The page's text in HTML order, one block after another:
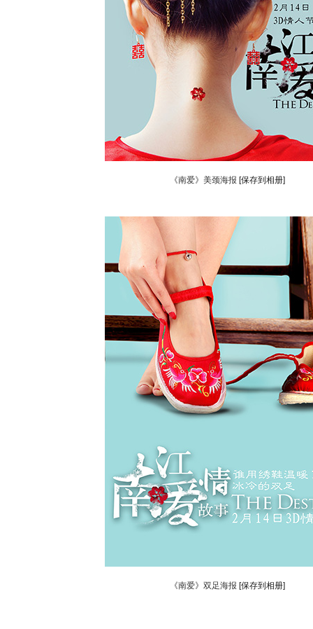
《南爱》美颈海报 [保存到相册]
《南爱》双足海报 [保存到相册]